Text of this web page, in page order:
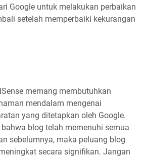
Google untuk melakukan perbaikan
setelah memperbaiki kekurangan
memang membutuhkan
mendalam mengenai
yang ditetapkan oleh Google.
blog telah memenuhi semua
sebelumnya, maka peluang blog
secara signifikan. Jangan